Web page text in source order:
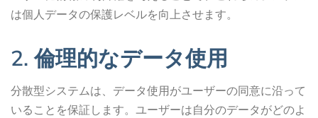
は個人データの保護レベルを向上させます。
2. 倫理的なデータ使用
分散型システムは、データ使用がユーザーの同意に沿って
いることを保証します。ユーザーは自分のデータがどのよ